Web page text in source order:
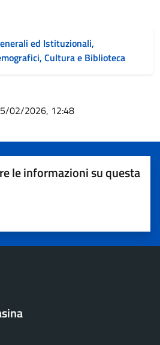
ed Istituzionali,
Cultura e Biblioteca
02/2026, 12:48
le informazioni su questa
stelle su 5
su 5
5